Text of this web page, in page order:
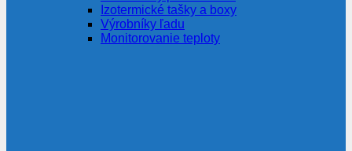
Izotermické tašky a boxy
Výrobníky ľadu
Monitorovanie teploty